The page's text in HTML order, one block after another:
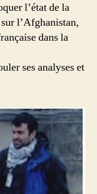
l’état de la
l’Afghanistan,
dans la
ses analyses et